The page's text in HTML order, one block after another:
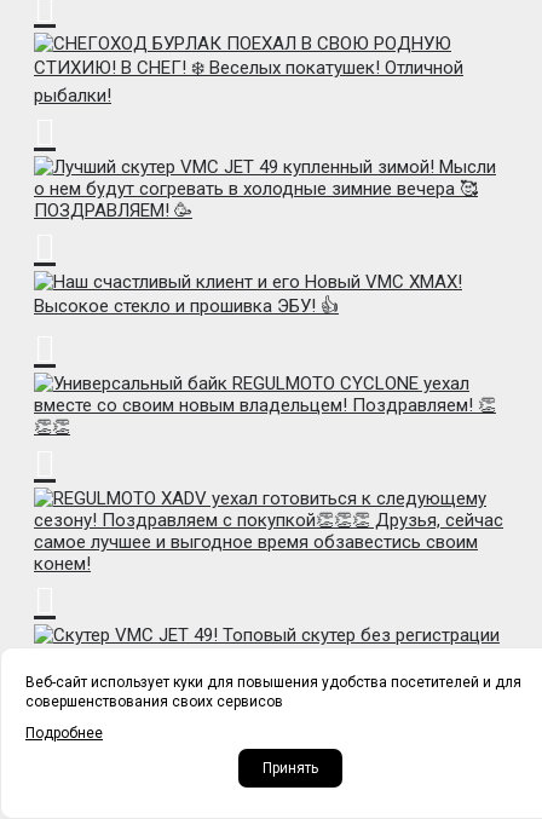
Веб-сайт использует куки для повышения удобства посетителей и для
совершенствования своих сервисов
Подробнее
Принять